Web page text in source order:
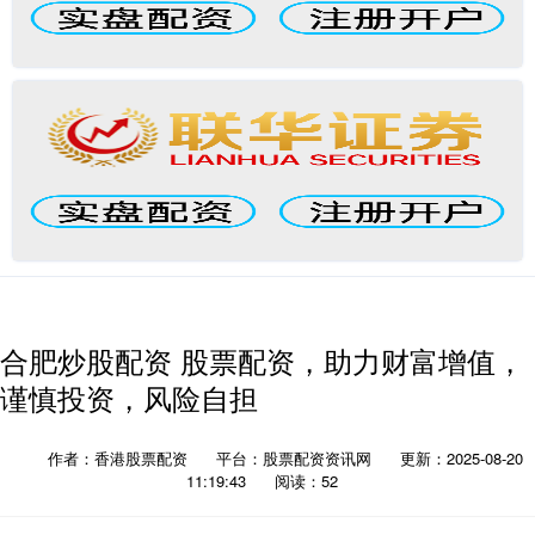
合肥炒股配资 股票配资，助力财富增值，
谨慎投资，风险自担
作者：香港股票配资 平台：股票配资资讯网
更新：2025-08-20
11:19:43
阅读：52